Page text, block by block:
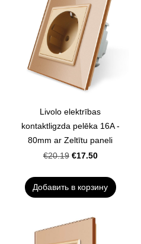
Livolo elektrības
kontaktligzda pelēka 16A -
80mm ar Zeltītu paneli
€20.19 €17.50
Добавить в корзину